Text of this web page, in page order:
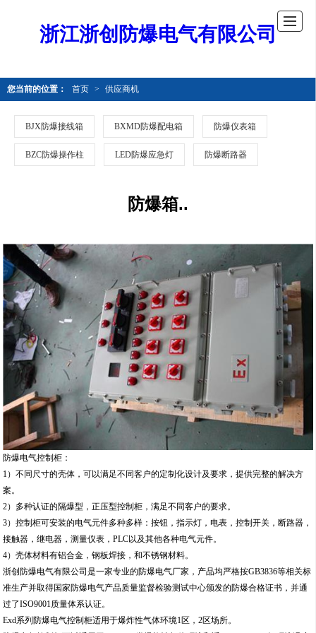
浙江浙创防爆电气有限公司
您当前的位置： 首页 > 供应商机
BJX防爆接线箱 BXMD防爆配电箱 防爆仪表箱
BZC防爆操作柱 LED防爆应急灯 防爆断路器
防爆箱..
防爆电气控制柜：
1）不同尺寸的壳体，可以满足不同客户的定制化设计及要求，提供完整的解决方
案。
2）多种认证的隔爆型，正压型控制柜，满足不同客户的要求。
3）控制柜可安装的电气元件多种多样：按钮，指示灯，电表，控制开关，断路器，
接触器，继电器，测量仪表，PLC以及其他各种电气元件。
4）壳体材料有铝合金，钢板焊接，和不锈钢材料。
浙创防爆电气有限公司是一家专业的防爆电气厂家，产品均严格按GB3836等相关标
准生产并取得国家防爆电气产品质量监督检验测试中心颁发的防爆合格证书，并通
过了ISO9001质量体系认证。